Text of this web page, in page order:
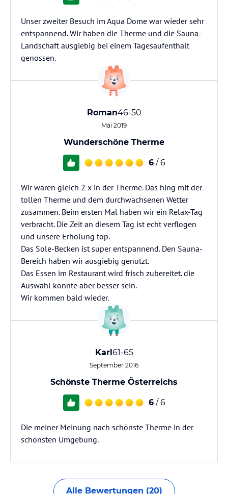
Unser zweiter Besuch im Aqua Dome war wieder sehr
entspannend. Wir haben die Therme und die Sauna-
Landschaft ausgiebig bei einem Tagesaufenthalt
genossen.
Roman46-50
Mai 2019
Wunderschöne Therme
6 / 6
Wir waren gleich 2 x in der Therme. Das hing mit der
tollen Therme und dem durchwachsenen Wetter
zusammen. Beim ersten Mal haben wir ein Relax-Tag
verbracht. Die Zeit an diesem Tag ist echt verflogen
und unsere Erholung top.
Das Sole-Becken ist super entspannend. Den Sauna-
Bereich haben wir ausgiebig genutzt.
Das Essen im Restaurant wird frisch zubereitet. die
Auswahl könnte aber besser sein.
Wir kommen bald wieder.
Karl61-65
September 2016
Schönste Therme Österreichs
6 / 6
Die meiner Meinung nach schönste Therme in der
schönsten Umgebung.
Alle Bewertungen (20)